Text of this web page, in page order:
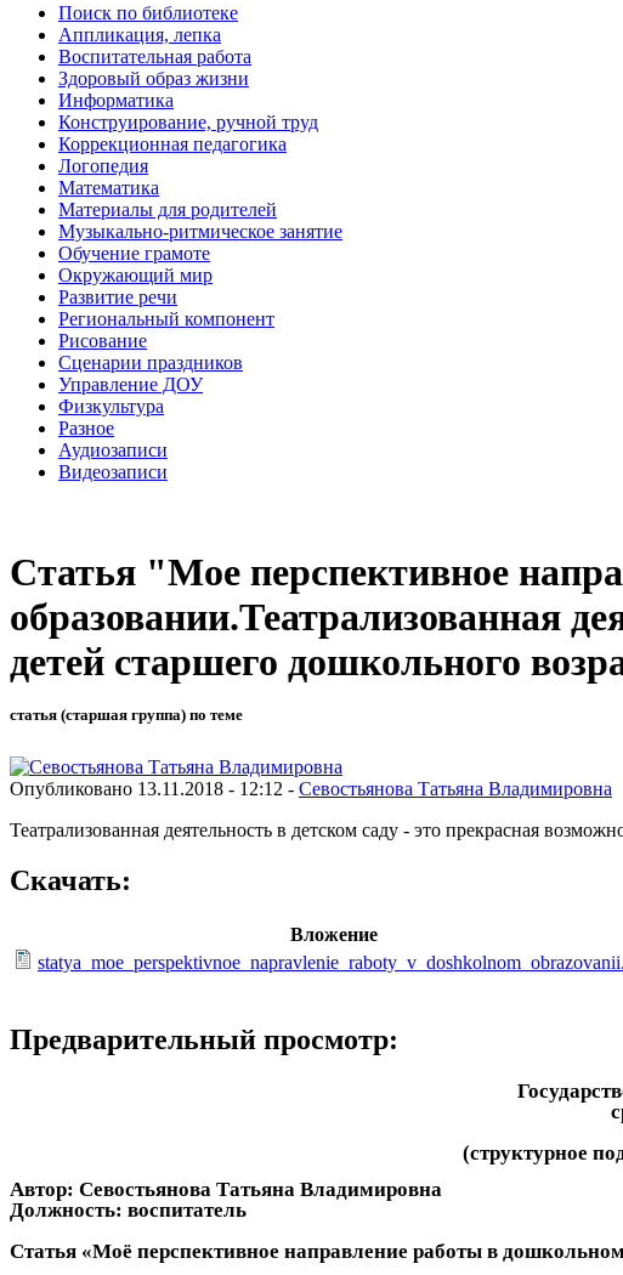
Поиск по библиотеке
Аппликация, лепка
Воспитательная работа
Здоровый образ жизни
Информатика
Конструирование, ручной труд
Коррекционная педагогика
Логопедия
Математика
Материалы для родителей
Музыкально-ритмическое занятие
Обучение грамоте
Окружающий мир
Развитие речи
Региональный компонент
Рисование
Сценарии праздников
Управление ДОУ
Физкультура
Разное
Аудиозаписи
Видеозаписи
Статья "Мое перспективное
образовании.Театрализованная
детей старшего дошкольного
статья (старшая группа) по теме
Опубликовано 13.11.2018 - 12:12 - Севостьянова Татьяна Владимировна
Театрализованная деятельность в детском саду - это прекрасная
Скачать:
Вложение
Предварительный просмотр:
(структурное
Автор: Севостьянова Татьяна Владимировна
Должность: воспитатель
Статья «Моё перспективное направление работы в